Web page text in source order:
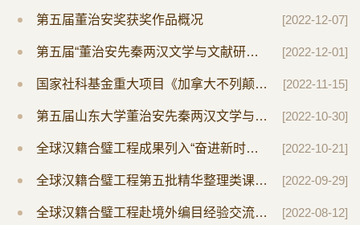
第五届董治安奖获奖作品概况 [2022-12-07]
第五届“董治安先秦两汉文学与文献研究奖”颁奖典礼暨《文史名家 君子流风——董治安先生逝世十周年纪念… [2022-12-01]
国家社科基金重大项目《加拿大不列颠哥伦比亚大学藏汉籍调查编目与整理研究》专家咨询评议会举办 [2022-11-15]
第五届山东大学董治安先秦两汉文学与文献研究奖评审结果公示 [2022-10-30]
全球汉籍合璧工程成果列入“奋进新时代”主题成就展 [2022-10-21]
全球汉籍合璧工程第五批精华整理类课题招标公告 [2022-09-29]
全球汉籍合璧工程赴境外编目经验交流会在济南召开 [2022-08-12]